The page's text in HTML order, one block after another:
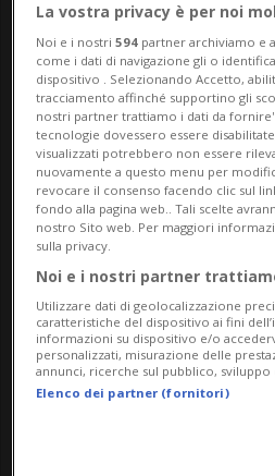
I Giovani UDC sui
salute: "De Rosa
sue
parte"
La vostra privacy è per noi
Noi e i nostri594 partner archiviamo e
come i dati di navigazione gli o
dispositivo . Selezionando Accetto,
tracciamento affinché supportino gli
nostri partner trattiamo i dati da
tecnologie dovessero essere
visualizzati potrebbero non essere
nuovamente a questo menu per
revocare il consenso facendo clic sul
fondo alla pagina web.. Tali scelte
nostro Sito web. Per maggiori
sulla privacy.
Noi e i nostri partner
Utilizzare dati di geolocalizzazione
caratteristiche del dispositivo ai fini
informazioni su dispositivo e/o
personalizzati, misurazione delle
annunci, ricerche sul pubblico, sviluppo
Elenco dei partner (fornitori)